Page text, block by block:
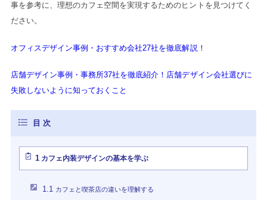
事を参考に、理想のカフェ空間を実現するためのヒントを見つけてく
ださい。
オフィスデザイン事例・おすすめ会社27社を徹底解説！
店舗デザイン事例・事務所37社を徹底紹介！店舗デザイン会社選びに
失敗しないように知っておくこと
1カフェ内装デザインの基本を学ぶ
1.1 カフェと喫茶店の違いを理解する